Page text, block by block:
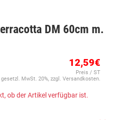
DM 60cm m.
12,59€
Preis / ST
MwSt. 20%, zzgl. Versandkosten.
ob der Artikel verfügbar ist.